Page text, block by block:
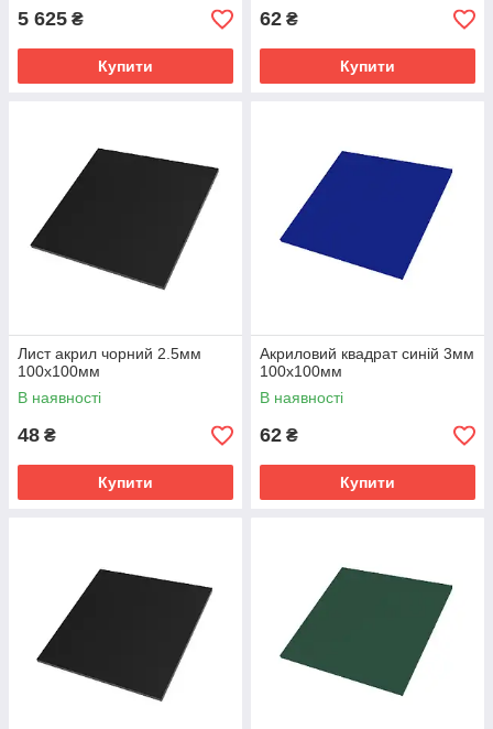
5 625 ₴
Купити
62 ₴
Купити
Лист акрил чорний 2.5мм
100х100мм
В наявності
48 ₴
Купити
Акриловий квадрат синій 3мм
100х100мм
В наявності
62 ₴
Купити